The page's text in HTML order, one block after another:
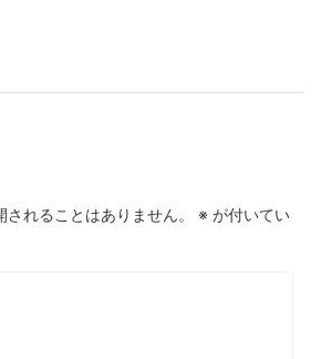
れることはありません。 ※ が付いてい